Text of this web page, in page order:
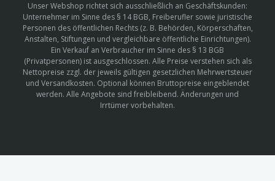
Unser Webshop richtet sich ausschließlich an Geschäftskunden:
Unternehmer im Sinne des § 14 BGB, Freiberufler sowie juristische
Personen des öffentlichen Rechts (z. B. Behörden, Körperschaften,
Anstalten, Stiftungen und vergleichbare öffentliche Einrichtungen).
Ein Verkauf an Verbraucher im Sinne des § 13 BGB
(Privatpersonen) ist ausgeschlossen. Alle Preise verstehen sich als
Nettopreise zzgl. der jeweils gültigen gesetzlichen Mehrwertsteuer
und Versandkosten. Optional können Bruttopreise eingeblendet
werden. Alle Angebote sind freibleibend. Änderungen und
Irrtümer vorbehalten.